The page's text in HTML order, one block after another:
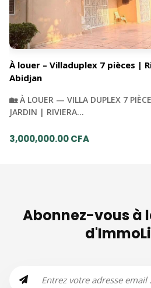
À louer – Villaduplex 7 pièces |
Abidjan
🏡 À LOUER — VILLA DUPLEX 7
JARDIN | RIVIERA…
3,000,000.00 CFA
Abonnez-vous à